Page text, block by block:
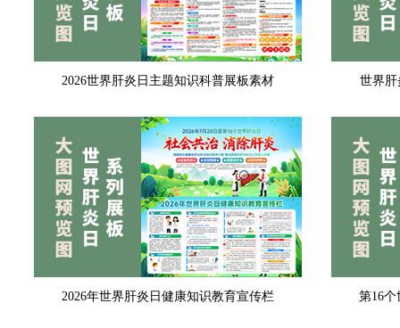
2026世界肝炎日主题知识科普展板素材 世界肝
2026年世界肝炎日健康知识教育宣传栏 第16